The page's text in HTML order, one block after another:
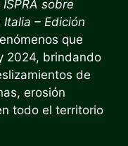
sobre
– Edición
que
2024, brindando
de
erosión
todo el territorio